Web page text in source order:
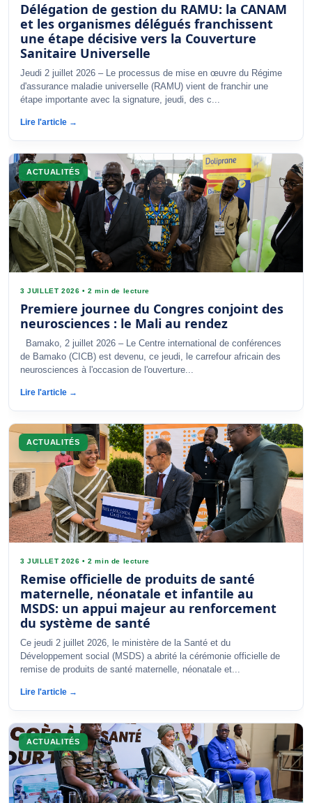
Délégation de gestion du RAMU: la CANAM
et les organismes délégués franchissent
une étape décisive vers la Couverture
Sanitaire Universelle
Jeudi 2 juillet 2026 – Le processus de mise en œuvre du Régime
d'assurance maladie universelle (RAMU) vient de franchir une
étape importante avec la signature, jeudi, des c...
Lire l'article →
ACTUALITÉS
3 JUILLET 2026 •2 min de lecture
Premiere journee du Congres conjoint des
neurosciences : le Mali au rendez
Bamako, 2 juillet 2026 – Le Centre international de conférences
de Bamako (CICB) est devenu, ce jeudi, le carrefour africain des
neurosciences à l'occasion de l'ouverture...
Lire l'article →
ACTUALITÉS
3 JUILLET 2026 •2 min de lecture
Remise officielle de produits de santé
maternelle, néonatale et infantile au
MSDS: un appui majeur au renforcement
du système de santé
Ce jeudi 2 juillet 2026, le ministère de la Santé et du
Développement social (MSDS) a abrité la cérémonie officielle de
remise de produits de santé maternelle, néonatale et...
Lire l'article →
ACTUALITÉS